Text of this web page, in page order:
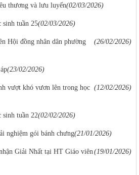
thương và lưu luyến(02/03/2026)
sinh tuần 25(02/03/2026)
Hội đồng nhân dân phường
(26/02/2026)
(23/02/2026)
vượt khó vươn lên trong học (12/02/2026)
sinh tuần 22(02/02/2026)
nghiệm gói bánh chưng(21/01/2026)
Giải Nhất tại HT Giáo viên(19/01/2026)